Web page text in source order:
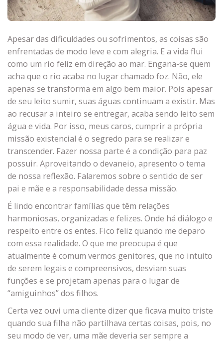
Apesar das dificuldades ou sofrimentos, as coisas são
enfrentadas de modo leve e com alegria. E a vida flui
como um rio feliz em direção ao mar. Engana-se quem
acha que o rio acaba no lugar chamado foz. Não, ele
apenas se transforma em algo bem maior. Pois apesar
de seu leito sumir, suas águas continuam a existir. Mas
ao recusar a inteiro se entregar, acaba sendo leito sem
água e vida. Por isso, meus caros, cumprir a própria
missão existencial é o segredo para se realizar e
transcender. Fazer nossa parte é a condição para paz
possuir. Aproveitando o devaneio, apresento o tema
de nossa reflexão. Falaremos sobre o sentido de ser
pai e mãe e a responsabilidade dessa missão.
É lindo encontrar famílias que têm relações
harmoniosas, organizadas e felizes. Onde há diálogo e
respeito entre os entes. Fico feliz quando me deparo
com essa realidade. O que me preocupa é que
atualmente é comum vermos genitores, que no intuito
de serem legais e compreensivos, desviam suas
funções e se projetam apenas para o lugar de
“amiguinhos” dos filhos.
Certa vez ouvi uma cliente dizer que ficava muito triste
quando sua filha não partilhava certas coisas, pois, no
seu modo de ver, uma mãe deveria ser sempre a